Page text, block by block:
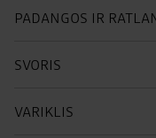
PADANGOS IR
SVORIS
VARIKLIS